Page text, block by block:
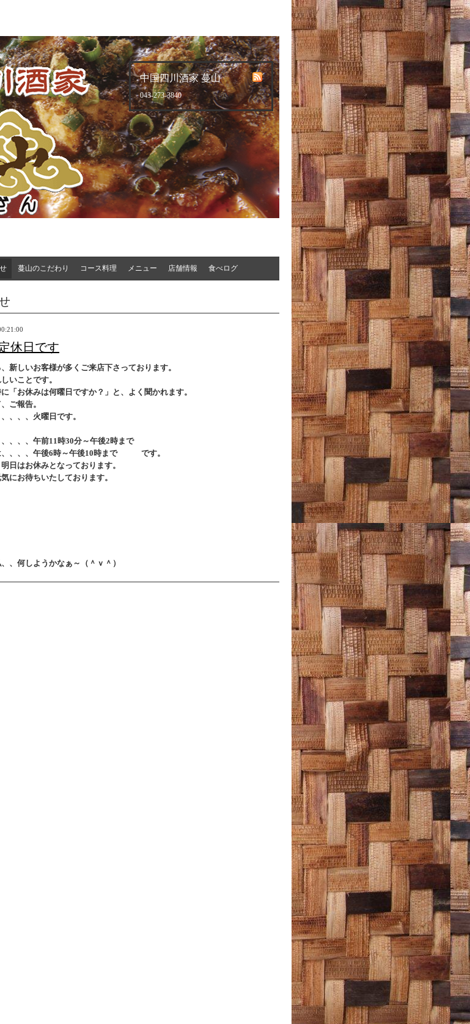
中国四川酒家 蔓山
043-273-3840
蔓山のこだわり コース料理 メニュー 店舗情報 食べログ
休日です
新しいお客様が多くご来店下さっております。
いことです。
「お休みは何曜日ですか？」と、よく聞かれます。
ご報告。
、、、火曜日です。
、、、午前11時30分～午後2時まで
、、、、午後6時～午後10時まで です。
日はお休みとなっております。
にお待ちいたしております。
、何しようかなぁ～（＾ｖ＾）